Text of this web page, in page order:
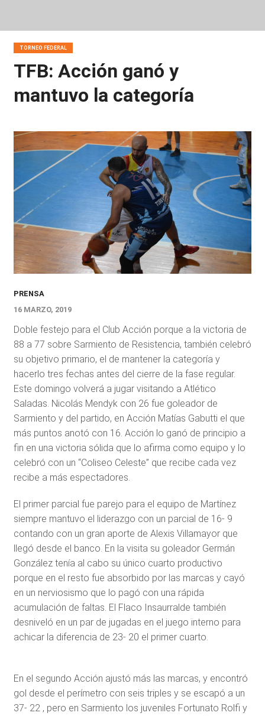
TORNEO FEDERAL
TFB: Acción ganó y
mantuvo la categoría
PRENSA
16 MARZO, 2019
Doble festejo para el Club Acción porque a la victoria de
88 a 77 sobre Sarmiento de Resistencia, también celebró
su objetivo primario, el de mantener la categoría y
hacerlo tres fechas antes del cierre de la fase regular.
Este domingo volverá a jugar visitando a Atlético
Saladas. Nicolás Mendyk con 26 fue goleador de
Sarmiento y del partido, en Acción Matías Gabutti el que
más puntos anotó con 16. Acción lo ganó de principio a
fin en una victoria sólida que lo afirma como equipo y lo
celebró con un “Coliseo Celeste” que recibe cada vez
recibe a más espectadores.
El primer parcial fue parejo para el equipo de Martínez
siempre mantuvo el liderazgo con un parcial de 16- 9
contando con un gran aporte de Alexis Villamayor que
llegó desde el banco. En la visita su goleador Germán
González tenía al cabo su único cuarto productivo
porque en el resto fue absorbido por las marcas y cayó
en un nerviosismo que lo pagó con una rápida
acumulación de faltas. El Flaco Insaurralde también
desniveló en un par de jugadas en el juego interno para
achicar la diferencia de 23- 20 el primer cuarto.
En el segundo Acción ajustó más las marcas, y encontró
gol desde el perímetro con seis triples y se escapó a un
37- 22 , pero en Sarmiento los juveniles Fortunato Rolfi y